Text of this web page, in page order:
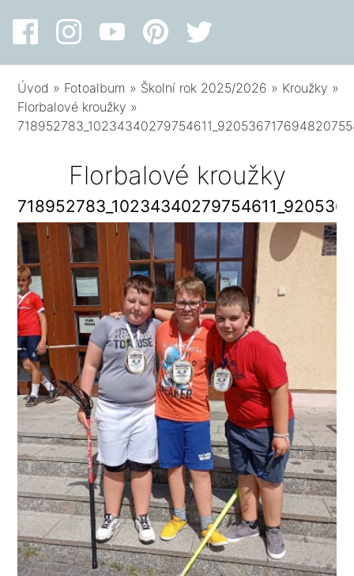
Úvod » Fotoalbum » Školní rok 2025/2026 » Kroužky »
Florbalové kroužky »
Florbalové kroužky